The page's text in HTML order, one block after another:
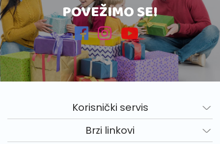
POVEŽIMO SE!
Korisnički servis
Brzi linkovi